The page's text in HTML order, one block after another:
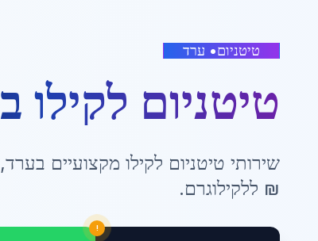
טיטניום• ערד
טיטניום לקילו ב
שירותי טיטניום לקילו מקצועיים בערד,
₪ ללקילוגרם.
!